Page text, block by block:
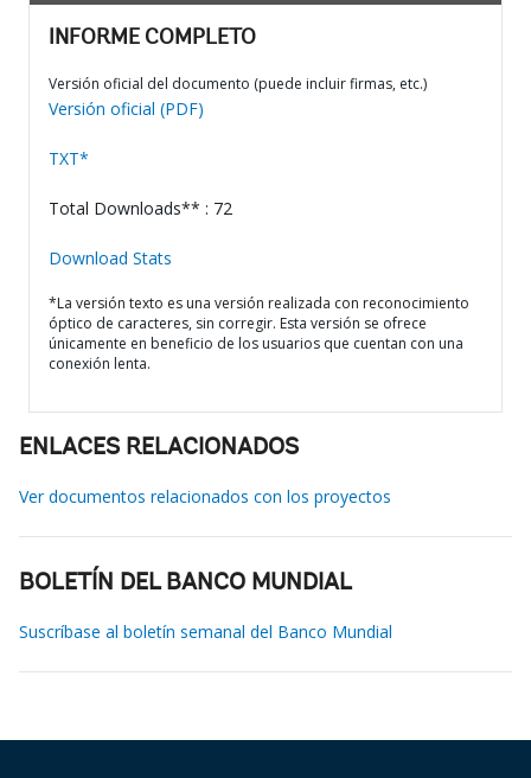
INFORME COMPLETO
Versión oficial del documento (puede incluir firmas, etc.)
Versión oficial (PDF)
TXT*
Total Downloads** : 72
Download Stats
*La versión texto es una versión realizada con reconocimiento
óptico de caracteres, sin corregir. Esta versión se ofrece
únicamente en beneficio de los usuarios que cuentan con una
conexión lenta.
ENLACES RELACIONADOS
Ver documentos relacionados con los proyectos
BOLETÍN DEL BANCO MUNDIAL
Suscríbase al boletín semanal del Banco Mundial